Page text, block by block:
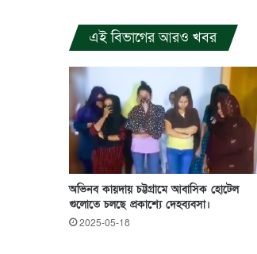
এই বিভাগের আরও খবর
অভিনব কায়দায় চট্টগ্রামে আবাসিক হোটেল
গুলোতে চলছে প্রকাশ্যে দেহব্যবসা।
2025-05-18